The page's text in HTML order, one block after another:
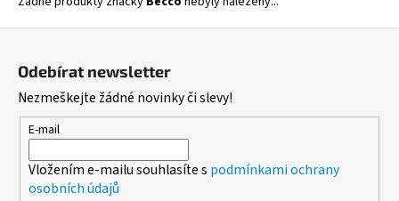
o
o
t
ř
e
b
u
Odebírat newsletter
Nezmeškejte žádné novinky či slevy!
E-mail
Vložením e-mailu souhlasíte s podmínkami ochrany
osobních údajů